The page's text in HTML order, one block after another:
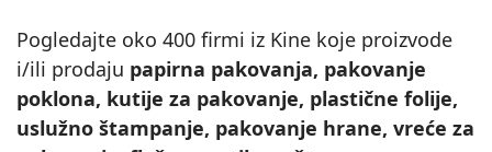
Pogledajte oko 400 firmi iz Kine koje proizvode
i/ili prodaju papirna pakovanja, pakovanje
poklona, kutije za pakovanje, plastične folije,
uslužno štampanje, pakovanje hrane, vreće za